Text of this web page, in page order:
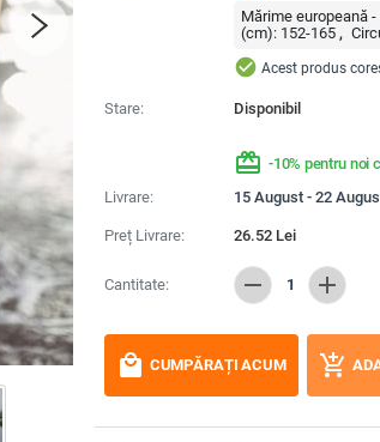
Mărime europeană -
(cm): 152-165
check_circle Acest produs
Stare: Disponibil
redeem -10% pentru noi
Livrare: 15 August - 22
Preț Livrare: 26.52Lei
Cantitate: remove 1 add
local_mall CUMPĂRAȚI ACUM add_shopping_cart